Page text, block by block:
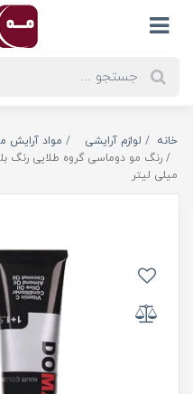
خانه لوازم آرایشی مواد آرایش
میلی لیتر